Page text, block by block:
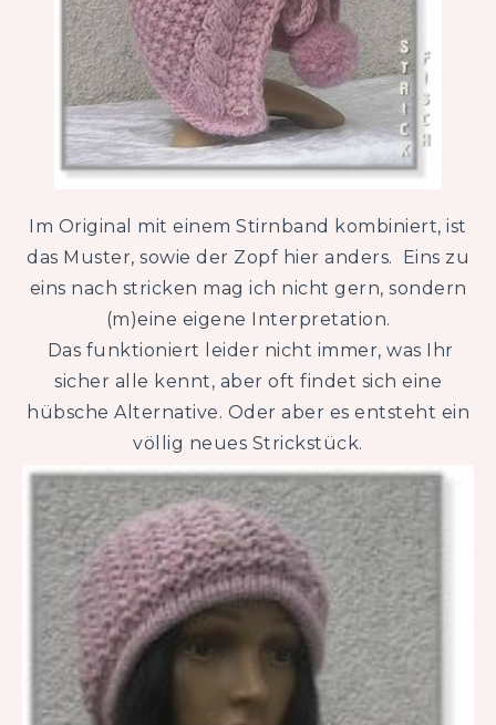
Im Original mit einem Stirnband kombiniert, ist
das Muster, sowie der Zopf hier anders. Eins zu
eins nach stricken mag ich nicht gern, sondern
(m)eine eigene Interpretation.
Das funktioniert leider nicht immer, was Ihr
sicher alle kennt, aber oft findet sich eine
hübsche Alternative. Oder aber es entsteht ein
völlig neues Strickstück.